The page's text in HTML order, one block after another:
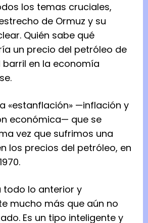
los temas cruciales,
de Ormuz y su
Quién sabe qué
un precio del petróleo de
barril en la economía
«estanflación» —inflación y
económica— que se
vez que sufrimos una
los precios del petróleo, en
todo lo anterior y
mucho más que aún no
Es un tipo inteligente y